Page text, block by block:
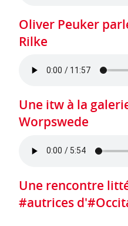
Oliver Peuker
Rilke
Une itw à la
Worpswede
Une rencontre
#autrices